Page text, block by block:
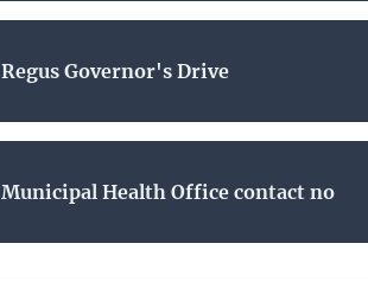
Regus Governor's Drive
Municipal Health Office contact no